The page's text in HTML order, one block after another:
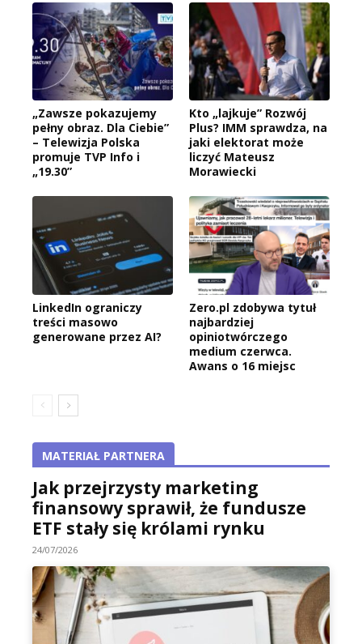
„Zawsze pokazujemy
pełny obraz. Dla Ciebie”
– Telewizja Polska
promuje TVP Info i
„19.30”
Kto „lajkuje” Rozwój
Plus? IMM sprawdza, na
jaki elektorat może
liczyć Mateusz
Morawiecki
LinkedIn ograniczy
treści masowo
generowane przez AI?
Zero.pl zdobywa tytuł
najbardziej
opiniotwórczego
medium czerwca.
Awans o 16 miejsc
MATERIAŁ PARTNERA
Jak przejrzysty marketing
finansowy sprawił, że fundusze
ETF stały się królami rynku
24/07/2026